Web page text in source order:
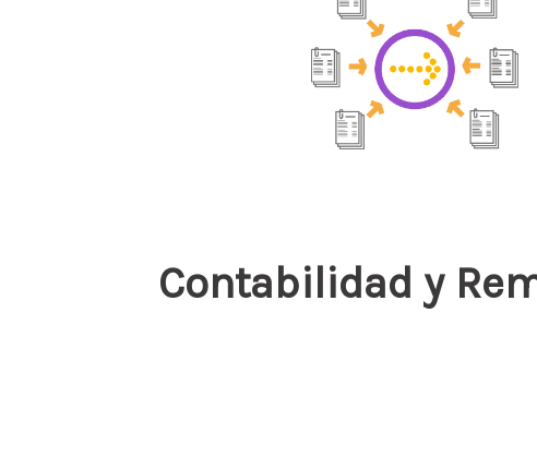
Contabilidad y